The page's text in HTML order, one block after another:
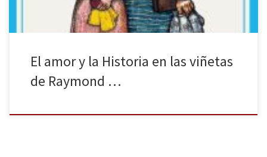
El amor y la Historia en las viñetas
de Raymond …